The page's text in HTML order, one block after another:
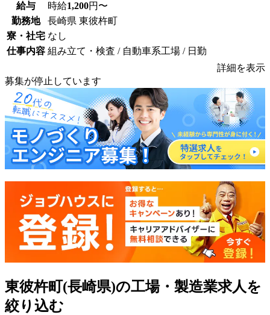
給与 時給1,200円〜
勤務地
長崎県 東彼杵町
寮・社宅 なし
仕事内容 組み立て・検査 / 自動車系工場 / 日勤
詳細を表示
募集が停止しています
東彼杵町(長崎県)の工場・製造業求人を
絞り込む